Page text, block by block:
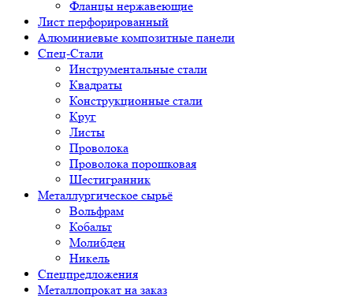
Фланцы нержавеющие
Лист перфорированный
Алюминиевые композитные панели
Спец-Стали
Инструментальные стали
Квадраты
Конструкционные стали
Круг
Листы
Проволока
Проволока порошковая
Шестигранник
Металлургическое сырьё
Вольфрам
Кобальт
Молибден
Никель
Спецпредложения
Металлопрокат на заказ